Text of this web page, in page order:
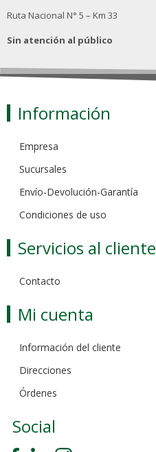
Ruta Nacional N° 5 – Km 33
Sin atención al público
Información
Empresa
Sucursales
Envío-Devolución-Garantía
Condiciones de uso
Servicios al cliente
Contacto
Mi cuenta
Información del cliente
Direcciones
Órdenes
Social